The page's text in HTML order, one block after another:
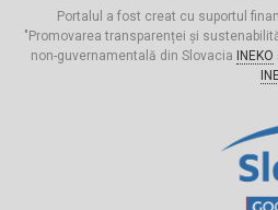
Portalul a fost creat cu suportul
"Promovarea transparenței și
non-guvernamentală din Slovacia
INEKO